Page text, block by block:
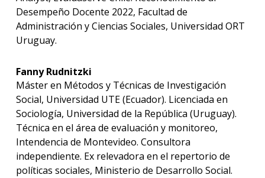
Desempeño Docente 2022, Facultad de
Administración y Ciencias Sociales, Universidad ORT
Uruguay.
Fanny Rudnitzki
Máster en Métodos y Técnicas de Investigación
Social, Universidad UTE (Ecuador). Licenciada en
Sociología, Universidad de la República (Uruguay).
Técnica en el área de evaluación y monitoreo,
Intendencia de Montevideo. Consultora
independiente. Ex relevadora en el repertorio de
políticas sociales, Ministerio de Desarrollo Social.